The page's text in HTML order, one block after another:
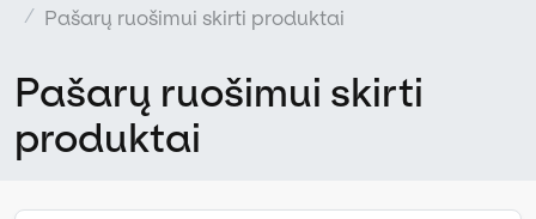
Pašarų ruošimui skirti produktai
Pašarų ruošimui skirti
produktai